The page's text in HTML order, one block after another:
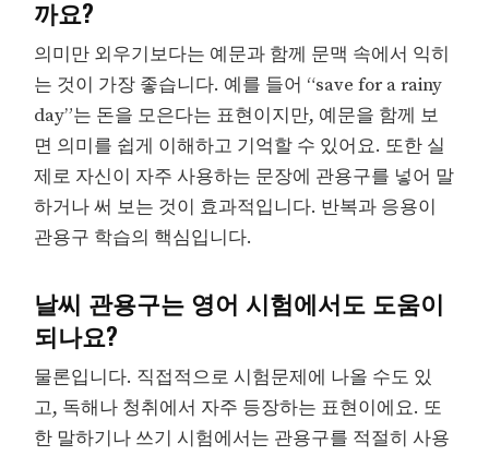
까요?
의미만 외우기보다는 예문과 함께 문맥 속에서 익히
는 것이 가장 좋습니다. 예를 들어 “save for a rainy
day”는 돈을 모은다는 표현이지만, 예문을 함께 보
면 의미를 쉽게 이해하고 기억할 수 있어요. 또한 실
제로 자신이 자주 사용하는 문장에 관용구를 넣어 말
하거나 써 보는 것이 효과적입니다. 반복과 응용이
관용구 학습의 핵심입니다.
날씨 관용구는 영어 시험에서도 도움이
되나요?
물론입니다. 직접적으로 시험문제에 나올 수도 있
고, 독해나 청취에서 자주 등장하는 표현이에요. 또
한 말하기나 쓰기 시험에서는 관용구를 적절히 사용